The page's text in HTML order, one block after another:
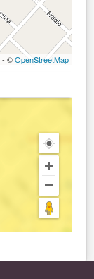
- ©OpenStreetMap